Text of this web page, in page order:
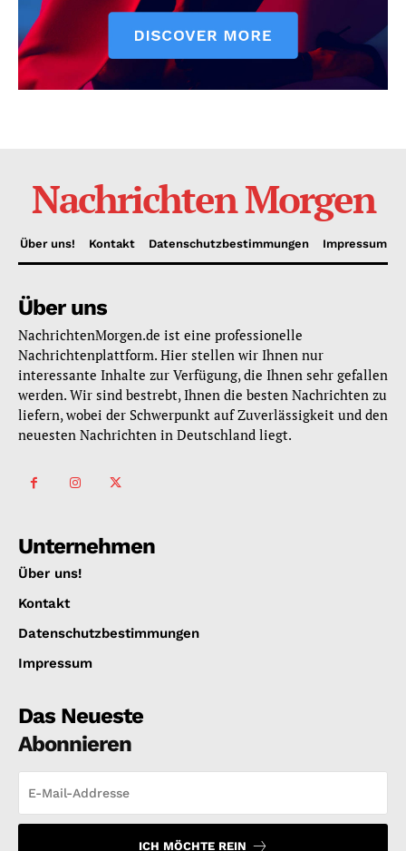
Nachrichten Morgen
Über uns! Kontakt Datenschutzbestimmungen Impressum
Über uns
NachrichtenMorgen.de ist eine professionelle
Nachrichtenplattform. Hier stellen wir Ihnen nur
interessante Inhalte zur Verfügung, die Ihnen sehr gefallen
werden. Wir sind bestrebt, Ihnen die besten Nachrichten zu
liefern, wobei der Schwerpunkt auf Zuverlässigkeit und den
neuesten Nachrichten in Deutschland liegt.
Unternehmen
Über uns!
Kontakt
Datenschutzbestimmungen
Impressum
Das Neueste
Abonnieren
ICH MÖCHTE REIN